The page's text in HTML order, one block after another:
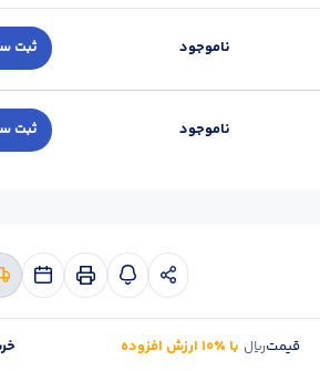
ناموجود ثبت
ناموجود ثبت
قیمتریال با ٪۱۰ ارزش افزوده